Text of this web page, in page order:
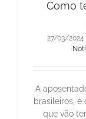
Como
27/03/2024
A
brasileiros,
que vão